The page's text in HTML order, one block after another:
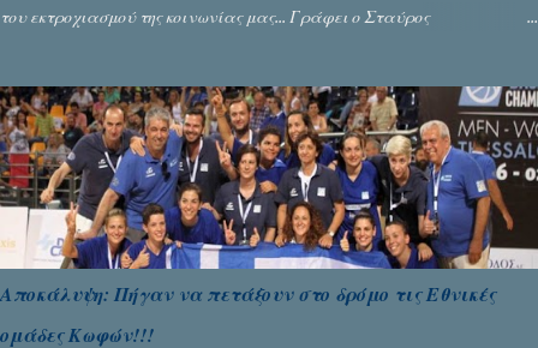
του εκτροχιασμού της κοινωνίας μας... Γράφει ο Σταύρος
Αποκάλυψη: Πήγαν να πετάξουν στο δρόμο τις Εθνικές
ομάδες Κωφών!!!